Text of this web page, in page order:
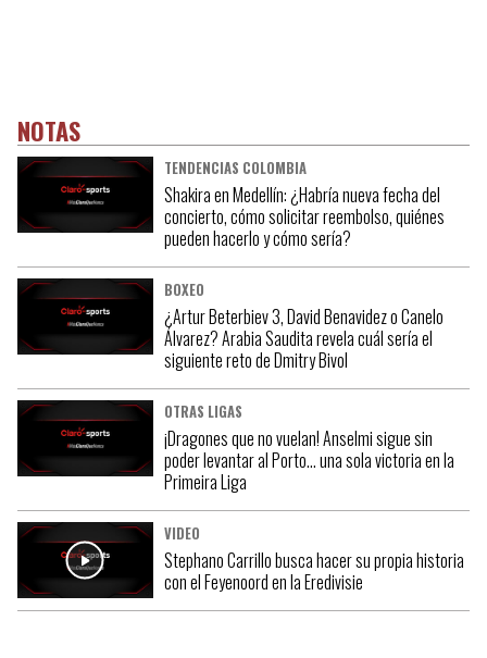
NOTAS
TENDENCIAS COLOMBIA
Shakira en Medellín: ¿Habría nueva fecha del
concierto, cómo solicitar reembolso, quiénes
pueden hacerlo y cómo sería?
BOXEO
¿Artur Beterbiev 3, David Benavidez o Canelo
Álvarez? Arabia Saudita revela cuál sería el
siguiente reto de Dmitry Bivol
OTRAS LIGAS
¡Dragones que no vuelan! Anselmi sigue sin
poder levantar al Porto… una sola victoria en la
Primeira Liga
VIDEO
Stephano Carrillo busca hacer su propia historia
con el Feyenoord en la Eredivisie